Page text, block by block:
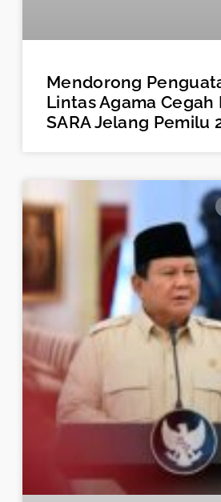
Mendorong
Lintas Agama Cegah
SARA Jelang Pemilu